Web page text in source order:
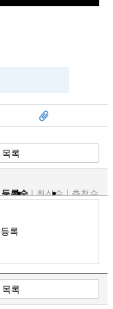
스크랩
목록
등록순 최신순 추천순
등록
목록